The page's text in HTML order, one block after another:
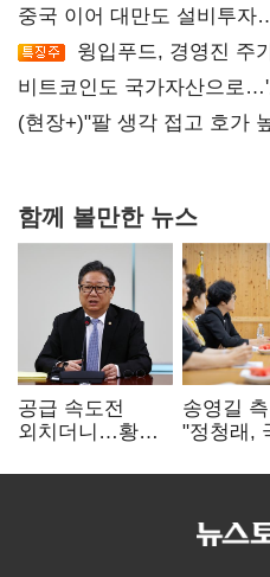
중국 이어 대만도 설비투자
윙입푸드, 경영진 주
비트코인도 국가자산으로…'
숙제
(현장+)"팔 생각 접고 호가
함께 볼만한 뉴스
공급 속도전
외치더니…황희,
리모델링' 제안
송영길 측
"정청래,
민주당